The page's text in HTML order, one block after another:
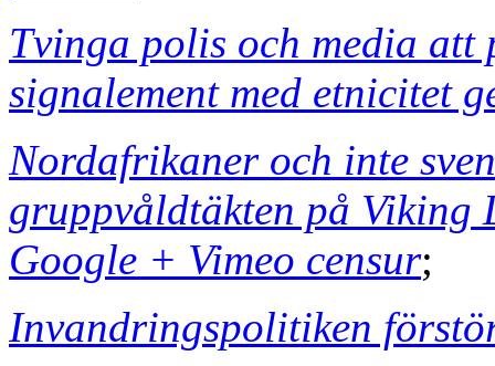
Tvinga polis och media
signalement med etnicitet
Nordafrikaner och inte
gruppvåldtäkten på Viking
Google + Vimeo censur;
Invandringspolitiken